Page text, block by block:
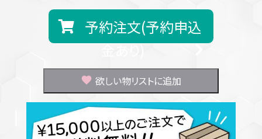
予約注文(予約申込
金あり)
欲しい物リストに追加